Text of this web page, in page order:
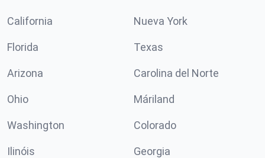
California Nueva York
Florida Texas
Arizona Carolina del Norte
Ohio Máriland
Washington Colorado
Ilinóis Georgia